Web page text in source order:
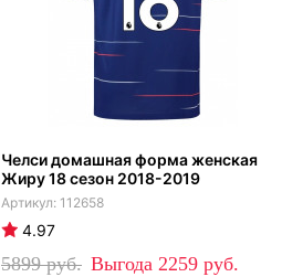
Челси домашная форма женская
Жиру 18 сезон 2018-2019
112658
4.97
5899 2259